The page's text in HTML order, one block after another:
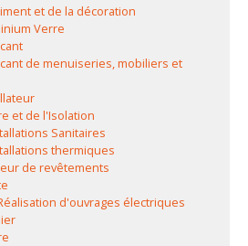
et de la décoration
Verre
de menuiseries, mobiliers et
et de l'Isolation
Sanitaires
thermiques
de revêtements
d'ouvrages électriques